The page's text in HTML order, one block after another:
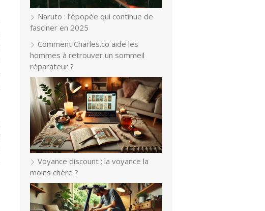
Naruto : l’épopée qui continue de
fasciner en 2025
Comment Charles.co aide les
hommes à retrouver un sommeil
réparateur ?
Voyance discount : la voyance la
moins chère ?